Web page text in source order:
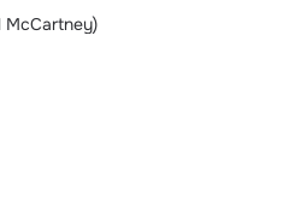
McCartney)